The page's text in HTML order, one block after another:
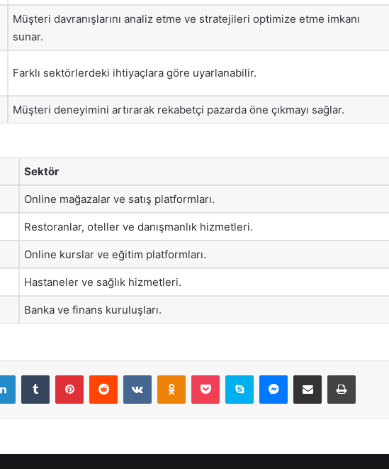
Müşteri davranışlarını analiz etme ve stratejileri optimize etme imkanı
sunar.
Farklı sektörlerdeki ihtiyaçlara göre uyarlanabilir.
Müşteri deneyimini artırarak rekabetçi pazarda öne çıkmayı sağlar.
Sektör
Online mağazalar ve satış platformları.
Restoranlar, oteller ve danışmanlık hizmetleri.
Online kurslar ve eğitim platformları.
Hastaneler ve sağlık hizmetleri.
Banka ve finans kuruluşları.
LinkedInTumblr PinterestReddit VKontakteOdnoklassniki
Pocket Skype Messenger
E-Posta ile paylaş Yazdır